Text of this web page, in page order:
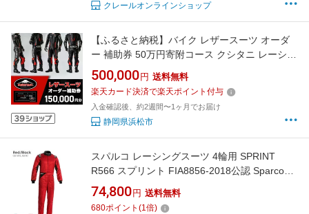
クレールオンラインショップ
【ふるさと納税】バイク レザースーツ オーダ
ー 補助券 50万円寄附コース クシタニ レーシン
グスーツ
500,000 円 送料無料
楽天カード決済で楽天ポイント付与
入金確認後、約2週間〜1ヶ月でお届け
静岡県浜松市
スパルコ レーシングスーツ 4輪用 SPRINT
R566 スプリント FIA8856-2018公認 Sparco
2025年継続モデル
74,800 円 送料無料
680ポイント (1倍)